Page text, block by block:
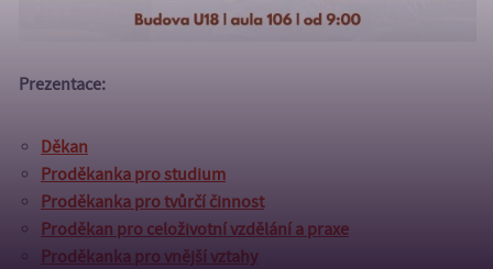
Prezentace:
Děkan
Proděkanka pro studium
Proděkanka pro tvůrčí činnost
Proděkan pro celoživotní vzdělání a praxe
Proděkanka pro vnější vztahy